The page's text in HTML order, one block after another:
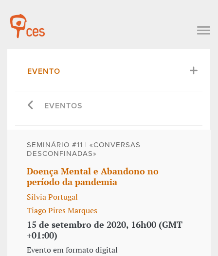
EVENTO
EVENTOS
SEMINÁRIO #11 | «CONVERSAS
DESCONFINADAS»
Doença Mental e Abandono no
período da pandemia
Sílvia Portugal
Tiago Pires Marques
15 de setembro de 2020, 16h00 (GMT
+01:00)
Evento em formato digital